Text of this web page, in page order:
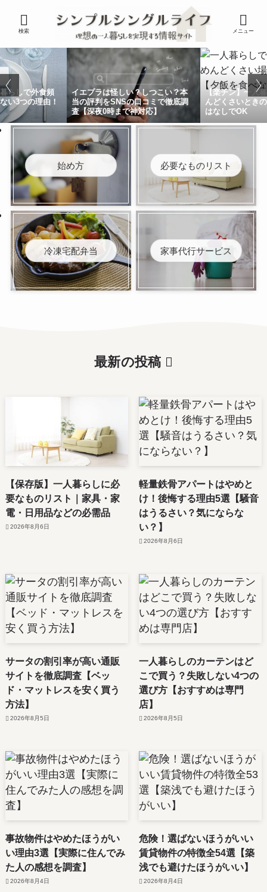
検索 メニュー
らしで外食頻
い3つの理由！
イエプラは怪しい？しつこい？本
当の評判をSNSの口コミで徹底調
査【深夜0時まで神対応】
【楽チン】一人
んどくさいとき
はなしでOK
始め方 必要なものリスト
冷凍宅配弁当 家事代行サービス
最新の投稿
【保存版】一人暮らしに必
要なものリスト｜家具・家
電・日用品などの必需品
2026年8月6日
軽量鉄骨アパートはやめと
け！後悔する理由5選【騒音
はうるさい？気にならな
い？】
2026年8月6日
サータの割引率が高い通販
サイトを徹底調査【ベッ
ド・マットレスを安く買う
方法】
2026年8月5日
一人暮らしのカーテンはど
こで買う？失敗しない4つの
選び方【おすすめは専門
店】
2026年8月5日
事故物件はやめたほうがい
い理由3選【実際に住んでみ
た人の感想を調査】
2026年8月4日
危険！選ばないほうがいい
賃貸物件の特徴全54選【築
浅でも避けたほうがいい】
2026年8月4日